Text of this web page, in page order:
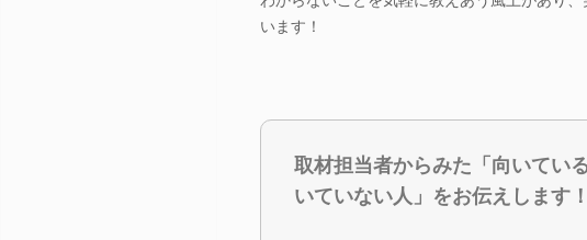
います！
取材担当者からみた「向いてい
いていない人」をお伝えします！